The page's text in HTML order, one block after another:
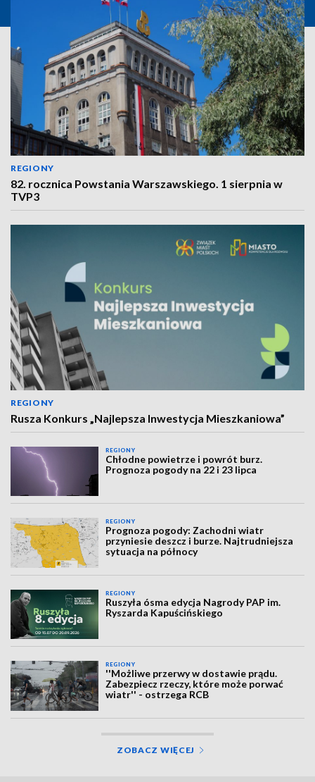
REGIONY
82. rocznica Powstania Warszawskiego. 1 sierpnia w
TVP3
REGIONY
Rusza Konkurs „Najlepsza Inwestycja Mieszkaniowa”
REGIONY
Chłodne powietrze i powrót burz.
Prognoza pogody na 22 i 23 lipca
REGIONY
Prognoza pogody: Zachodni wiatr
przyniesie deszcz i burze. Najtrudniejsza
sytuacja na północy
REGIONY
Ruszyła ósma edycja Nagrody PAP im.
Ryszarda Kapuścińskiego
REGIONY
''Możliwe przerwy w dostawie prądu.
Zabezpiecz rzeczy, które może porwać
wiatr'' - ostrzega RCB
ZOBACZ WIĘCEJ